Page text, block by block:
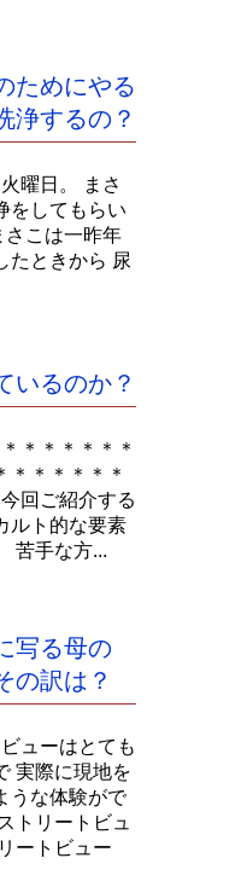
ためにやる
浄するの？
曜日。 まさ
をしてもらい
こは一昨年
たときから 尿
いるのか？
＊＊＊＊＊＊
＊＊＊＊＊＊
回ご紹介する
ルト的な要素
苦手な方...
写る母の
の訳は？
ューはとても
実際に現地を
うな体験がで
トリートビュ
ートビュー